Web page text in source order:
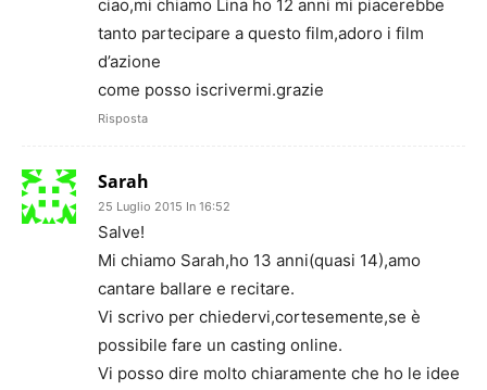
ciao,mi chiamo Lina ho 12 anni mi piacerebbe
tanto partecipare a questo film,adoro i film
d’azione
come posso iscrivermi.grazie
Risposta
Sarah
25 Luglio 2015 In 16:52
Salve!
Mi chiamo Sarah,ho 13 anni(quasi 14),amo
cantare ballare e recitare.
Vi scrivo per chiedervi,cortesemente,se è
possibile fare un casting online.
Vi posso dire molto chiaramente che ho le idee